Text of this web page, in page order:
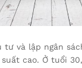
tư và lập ngân
cao. Ở tuổi